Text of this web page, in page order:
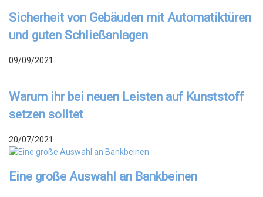
Sicherheit von Gebäuden mit Automatiktüren
und guten Schließanlagen
09/09/2021
Warum ihr bei neuen Leisten auf Kunststoff
setzen solltet
20/07/2021
Eine große Auswahl an Bankbeinen